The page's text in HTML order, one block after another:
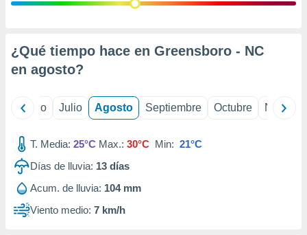
e
mediante
de
1199
¿Qué tiempo hace en Greensboro - NC
en agosto?
Junio Julio Agosto Septiembre Octubre
T. Media: 25°C Max.: 30°C Min: 21°C
Días de lluvia: 13 días
Acum. de lluvia: 104 mm
Viento medio: 7 km/h